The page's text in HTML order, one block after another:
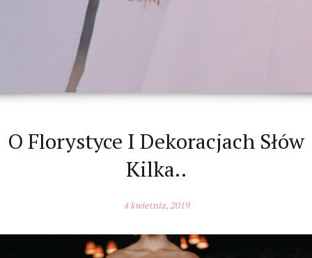
O Florystyce I Dekoracjach Słów
Kilka..
4 kwietnia, 2019